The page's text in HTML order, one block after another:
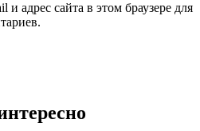
адрес сайта в этом браузере для